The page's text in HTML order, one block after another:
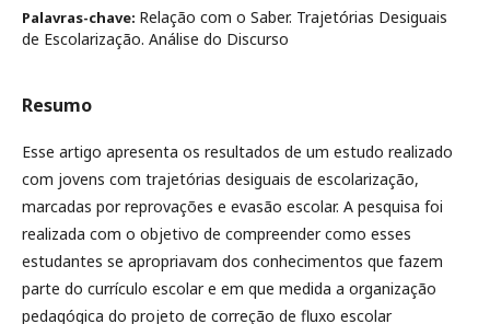
Palavras-chave: Relação com o Saber. Trajetórias Desiguais
de Escolarização. Análise do Discurso
Resumo
Esse artigo apresenta os resultados de um estudo realizado
com jovens com trajetórias desiguais de escolarização,
marcadas por reprovações e evasão escolar. A pesquisa foi
realizada com o objetivo de compreender como esses
estudantes se apropriavam dos conhecimentos que fazem
parte do currículo escolar e em que medida a organização
pedagógica do projeto de correção de fluxo escolar